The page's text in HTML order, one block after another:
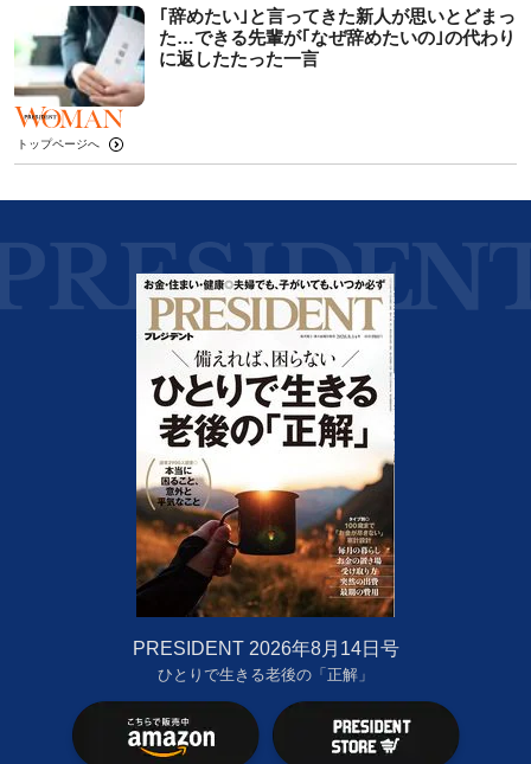
｢辞めたい｣と言ってきた新人が思いとどまっ
た…できる先輩が｢なぜ辞めたいの｣の代わり
に返したたった一言
トップページへ
PRESIDENT 2026年8月14日号
ひとりで生きる老後の「正解」